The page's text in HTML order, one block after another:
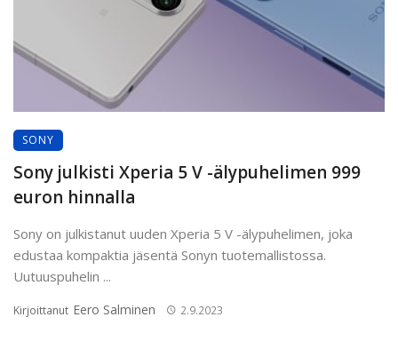
SONY
Sony julkisti Xperia 5 V -älypuhelimen 999
euron hinnalla
Sony on julkistanut uuden Xperia 5 V -älypuhelimen, joka
edustaa kompaktia jäsentä Sonyn tuotemallistossa.
Uutuuspuhelin ...
Kirjoittanut Eero Salminen 2.9.2023